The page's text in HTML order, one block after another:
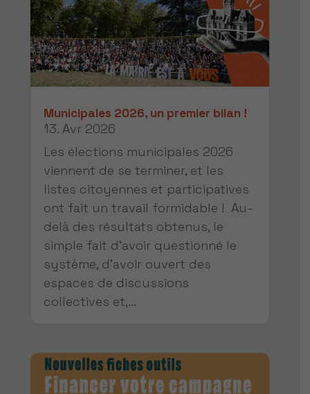
Municipales 2026, un premier bilan !
13. Avr 2026
Les élections municipales 2026
viennent de se terminer, et les
listes citoyennes et participatives
ont fait un travail formidable ! Au-
delà des résultats obtenus, le
simple fait d’avoir questionné le
système, d’avoir ouvert des
espaces de discussions
collectives et,...